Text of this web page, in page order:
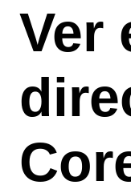
Ver